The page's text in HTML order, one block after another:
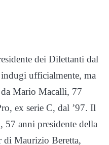
dei Dilettanti dal
ufficialmente, ma
da Mario Macalli, 77
ex serie C, dal ’97. Il
anni presidente della
di Maurizio Beretta,